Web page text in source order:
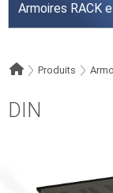
Armoires RACK
Produits
DIN